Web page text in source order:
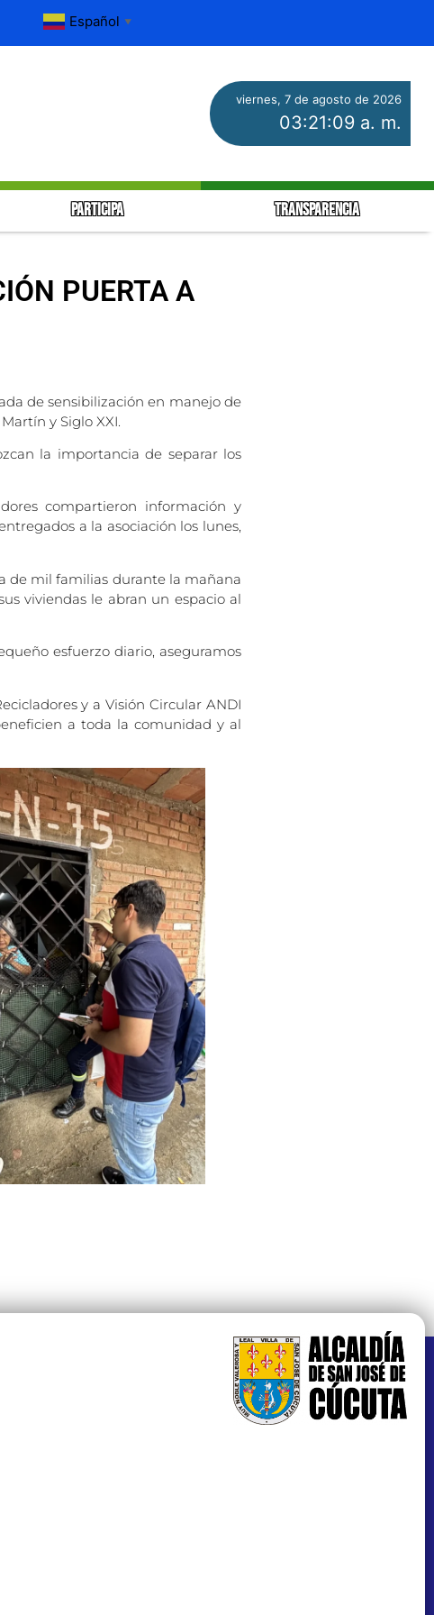
Español ▼
viernes, 7 de agosto de 2026
03:21:10 a. m.
PARTICIPA TRANSPARENCIA
PUERTA A
de sensibilización en manejo de
y Siglo XXI.
la importancia de separar los
compartieron información y
a la asociación los lunes,
de mil familias durante la mañana
viviendas le abran un espacio al
esfuerzo diario, aseguramos
y a Visión Circular ANDI
a toda la comunidad y al